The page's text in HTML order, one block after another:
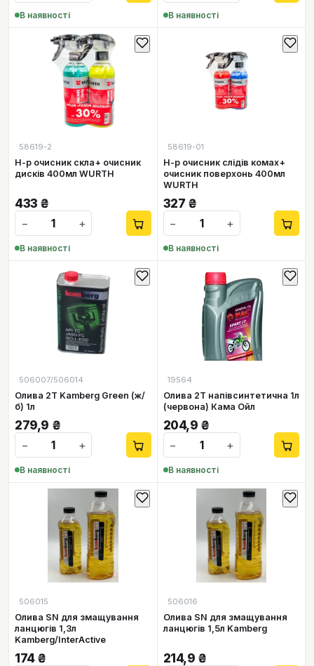
В наявності В наявності
58619-2
Н-р очисник скла+ очисник
дисків 400мл WURTH
433 ₴
−
+
В наявності
58619-01
Н-р очисник слідів комах+
очисник поверхонь 400мл
WURTH
327 ₴
−
+
В наявності
506007/506014
Олива 2Т Kamberg Green (ж/
б) 1л
279,9 ₴
−
+
В наявності
19564
Олива 2Т напівсинтетична 1л
(червона) Кама Ойл
204,9 ₴
−
+
В наявності
506015
Олива SN для змащування
ланцюгів 1,3л
Kamberg/InterActive
174₴
506016
Олива SN для змащування
ланцюгів 1,5л Kamberg
214,9 ₴